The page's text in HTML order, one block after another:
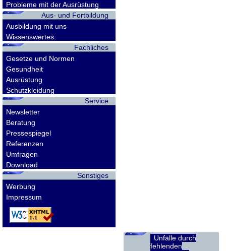
Probleme mit der Ausrüstung
Aus- und Fortbildung
Ausbildung mit uns
Wissenswertes
Fachliches
Gesetze und Normen
Gesundheit
Ausrüstung
Schutzkleidung
Service
Newsletter
Beratung
Pressespiegel
Referenzen
Umfragen
Download
Sonstiges
Werbung
Impressum
Unfälle durch
fehlenden